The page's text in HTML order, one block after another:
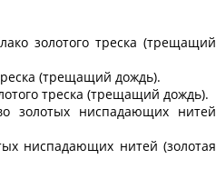
золотого треска (трещащий
(трещащий дождь).
треска (трещащий дождь).
золотых ниспадающих нитей
ниспадающих нитей (золотая